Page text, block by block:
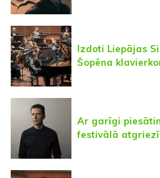
Izdoti Liepājas
Šopēna
Ar garīgi
festivālā